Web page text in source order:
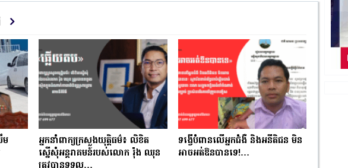
ម
អ្នកនាំពាក្យក្រសួងយុត្តិធម៌៖ លិខិត
ស្នើសុំអន្តរាគមន៍របស់លោក រ៉ុង ឈុន
ទង្វើបំពានលើអ្នកជំងឺ និងអនីតិជន មិន
អាចអត់ឱនបានទេ!…